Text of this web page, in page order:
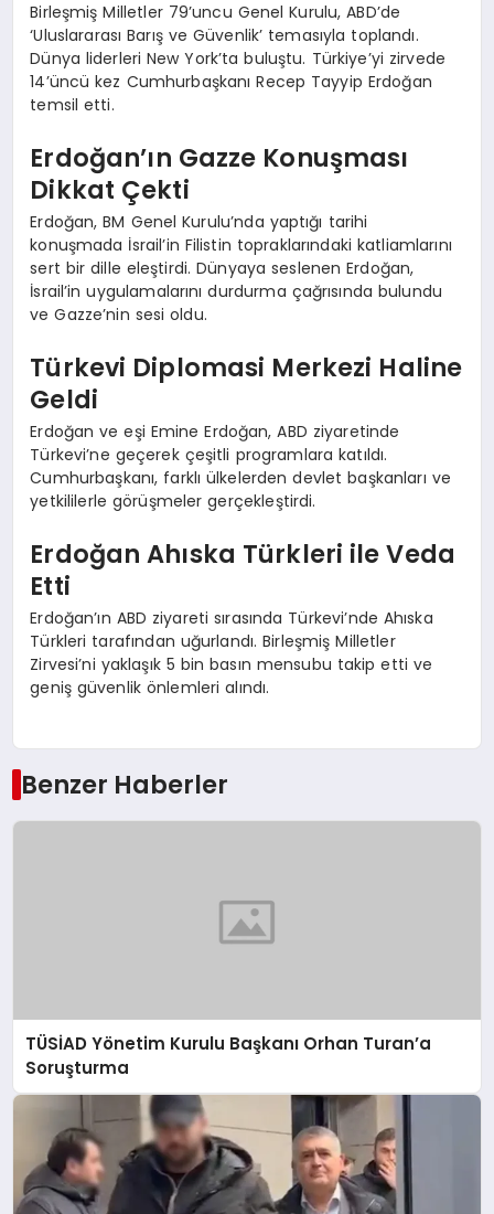
Birleşmiş Milletler 79’uncu Genel Kurulu, ABD’de
‘Uluslararası Barış ve Güvenlik’ temasıyla toplandı.
Dünya liderleri New York’ta buluştu. Türkiye’yi zirvede
14’üncü kez Cumhurbaşkanı Recep Tayyip Erdoğan
temsil etti.
Erdoğan’ın Gazze Konuşması
Dikkat Çekti
Erdoğan, BM Genel Kurulu’nda yaptığı tarihi
konuşmada İsrail’in Filistin topraklarındaki katliamlarını
sert bir dille eleştirdi. Dünyaya seslenen Erdoğan,
İsrail’in uygulamalarını durdurma çağrısında bulundu
ve Gazze’nin sesi oldu.
Türkevi Diplomasi Merkezi Haline
Geldi
Erdoğan ve eşi Emine Erdoğan, ABD ziyaretinde
Türkevi’ne geçerek çeşitli programlara katıldı.
Cumhurbaşkanı, farklı ülkelerden devlet başkanları ve
yetkililerle görüşmeler gerçekleştirdi.
Erdoğan Ahıska Türkleri ile Veda
Etti
Erdoğan’ın ABD ziyareti sırasında Türkevi’nde Ahıska
Türkleri tarafından uğurlandı. Birleşmiş Milletler
Zirvesi’ni yaklaşık 5 bin basın mensubu takip etti ve
geniş güvenlik önlemleri alındı.
Benzer Haberler
TÜSİAD Yönetim Kurulu Başkanı Orhan Turan’a
Soruşturma